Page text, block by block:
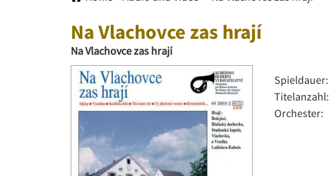
Na Vlachovce zas hrají
Na Vlachovce zas hrají
Spieldauer:
Titelanzahl:
Orchester: